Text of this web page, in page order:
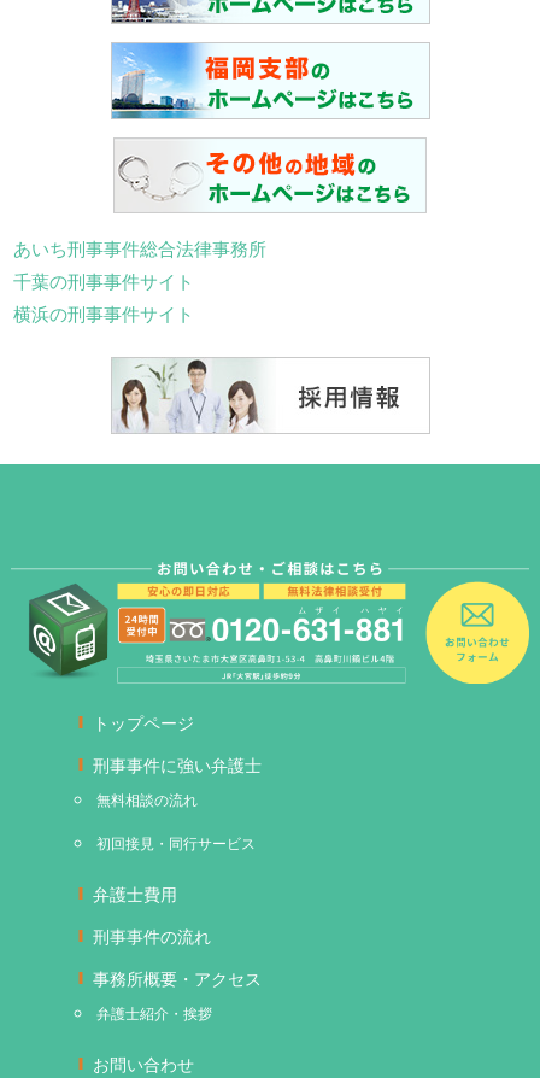
あいち刑事事件総合法律事務所
千葉の刑事事件サイト
横浜の刑事事件サイト
トップページ
刑事事件に強い弁護士
無料相談の流れ
初回接見・同行サービス
弁護士費用
刑事事件の流れ
事務所概要・アクセス
弁護士紹介・挨拶
お問い合わせ